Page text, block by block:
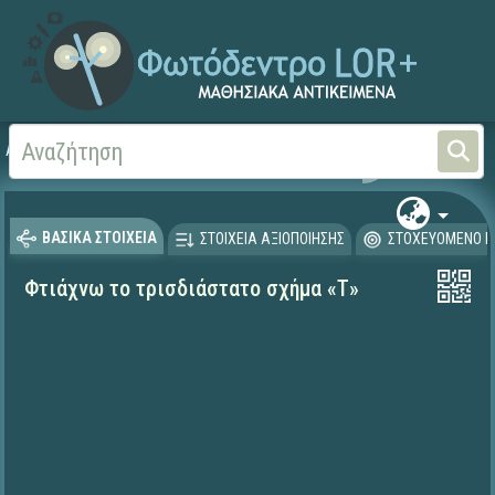
Αρχική
ΒΑΣΙΚΑ ΣΤΟΙΧΕΙΑ ΣΤΟΙΧΕΙΑ ΑΞΙΟΠΟΙΗΣΗΣ ΣΤΟΧΕΥΟΜΕΝΟ
Φτιάχνω το τρισδιάστατο σχήμα «Τ»